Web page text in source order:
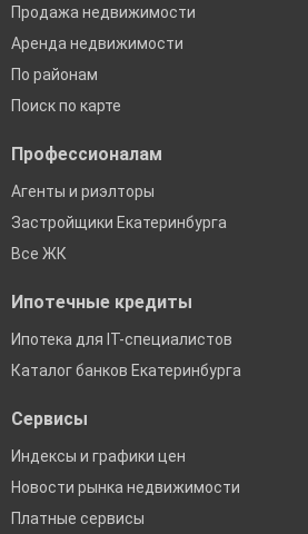
Продажа недвижимости
Аренда недвижимости
По районам
Поиск по карте
Профессионалам
Агенты и риэлторы
Застройщики Екатеринбурга
Все ЖК
Ипотечные кредиты
Ипотека для IT-специалистов
Каталог банков Екатеринбурга
Сервисы
Индексы и графики цен
Новости рынка недвижимости
Платные сервисы